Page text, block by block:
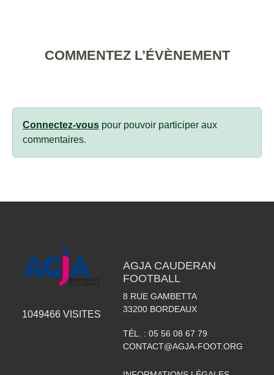
COMMENTEZ L’ÉVÈNEMENT
Connectez-vous pour pouvoir participer aux
commentaires.
1049466VISITES
AGJA CAUDERAN
FOOTBALL
8 RUE GAMBETTA
33200 BORDEAUX
TÉL. : 05 56 08 67 79
CONTACT@AGJA-FOOT.ORG